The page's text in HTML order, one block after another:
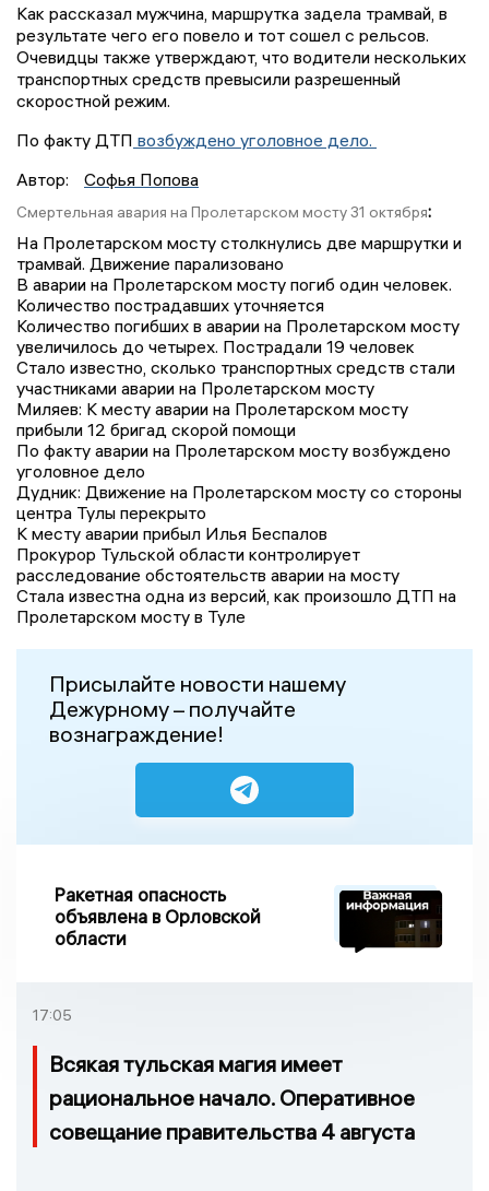
Как рассказал мужчина, маршрутка задела трамвай, в
результате чего его повело и тот сошел с рельсов.
Очевидцы также утверждают, что водители нескольких
транспортных средств превысили разрешенный
скоростной режим.
По факту ДТП возбуждено уголовное дело.
Автор:
Софья Попова
Смертельная авария на Пролетарском мосту 31 октября:
На Пролетарском мосту столкнулись две маршрутки и
трамвай. Движение парализовано
В аварии на Пролетарском мосту погиб один человек.
Количество пострадавших уточняется
Количество погибших в аварии на Пролетарском мосту
увеличилось до четырех. Пострадали 19 человек
Стало известно, сколько транспортных средств стали
участниками аварии на Пролетарском мосту
Миляев: К месту аварии на Пролетарском мосту
прибыли 12 бригад скорой помощи
По факту аварии на Пролетарском мосту возбуждено
уголовное дело
Дудник: Движение на Пролетарском мосту со стороны
центра Тулы перекрыто
К месту аварии прибыл Илья Беспалов
Прокурор Тульской области контролирует
расследование обстоятельств аварии на мосту
Стала известна одна из версий, как произошло ДТП на
Пролетарском мосту в Туле
Присылайте новости нашему
Дежурному – получайте
вознаграждение!
Ракетная опасность
объявлена в Орловской
области
17:05
Всякая тульская магия имеет
рациональное начало. Оперативное
совещание правительства 4 августа